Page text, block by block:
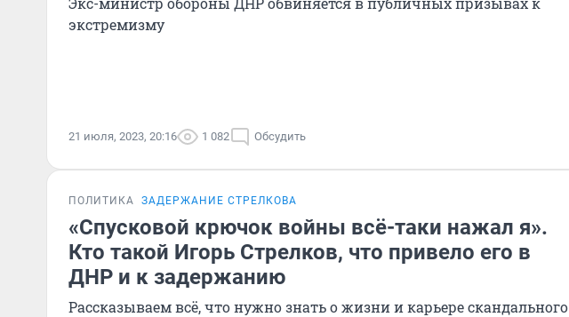
экстремизму
21 июля, 2023, 20:16 1 082 Обсудить
ПОЛИТИКА ЗАДЕРЖАНИЕ СТРЕЛКОВА
«Спусковой крючок войны всё-таки нажал я».
Кто такой Игорь Стрелков, что привело его в
ДНР и к задержанию
Рассказываем всё, что нужно знать о жизни и карьере скандального